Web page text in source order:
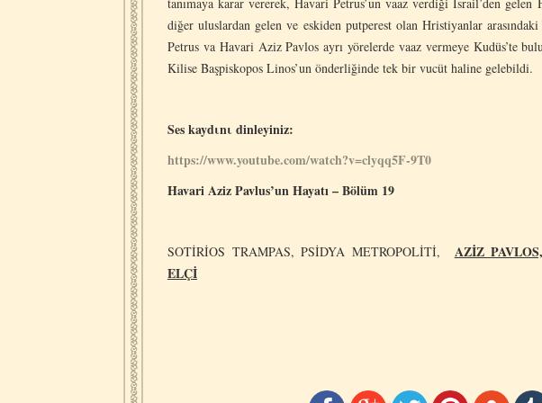
diğer uluslardan gelen ve eskiden putperest olan Hristiyanlar
Petrus va Havari Aziz Pavlos ayrı yörelerde vaaz vermeye Kudüs’te
Kilise Başpiskopos Linos’un önderliğinde tek bir vucüt haline gelebildi.
Ses kaydιnιdinleyiniz:
https://www.youtube.com/watch?v=clyqq5F-9T0
Havari Aziz Pavlus’un Hayatı – Bölüm 19
SOTİRİOS TRAMPAS, PSİDYA METROPOLİTİ, AZİZ
ELÇİ